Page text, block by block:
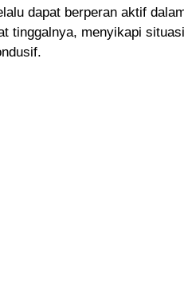
dapat berperan aktif
tinggalnya, menyikapi